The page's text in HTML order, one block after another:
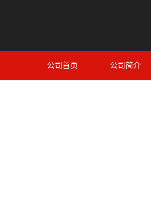
公司首页 公司简介